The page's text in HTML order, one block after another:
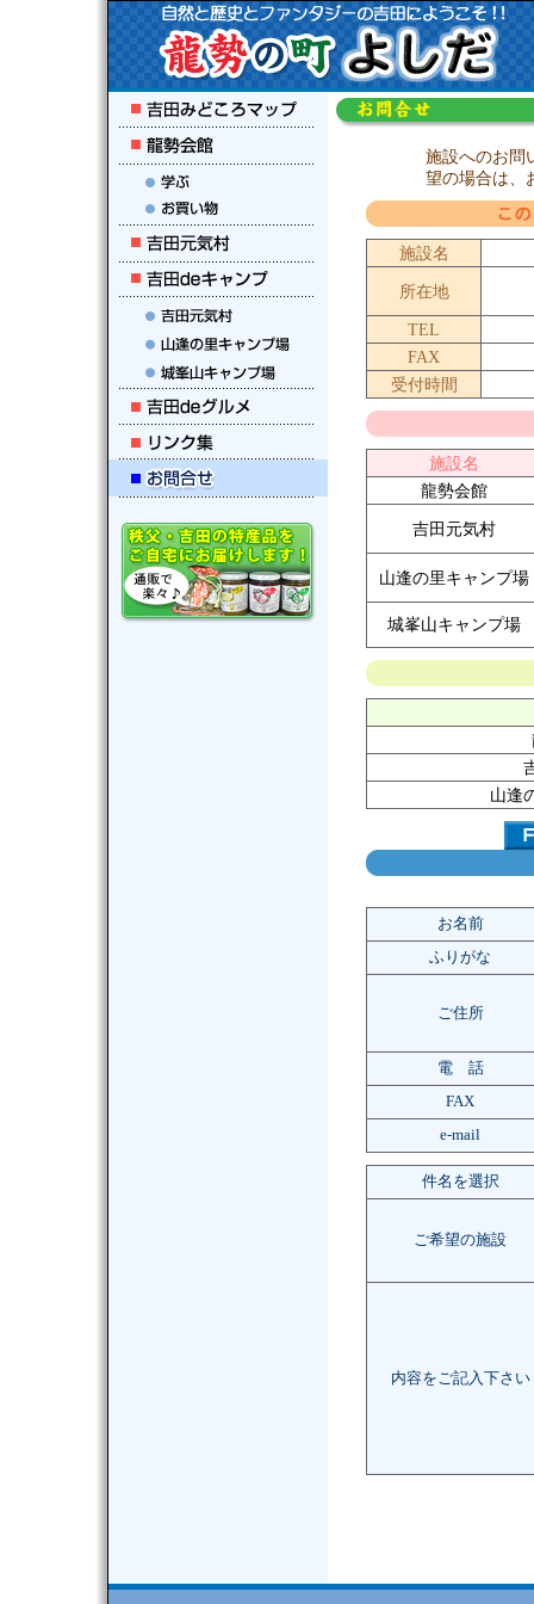
施設へのお問
望の場合は、
施設名
所在地
TEL
FAX
受付時間
施設名
龍勢会館
吉田元気村
山逢の里キャンプ場
城峯山キャンプ場
山逢
お名前
ふりがな
ご住所
電 話
FAX
e-mail
件名を選択
ご希望の施設
内容をご記入下さい